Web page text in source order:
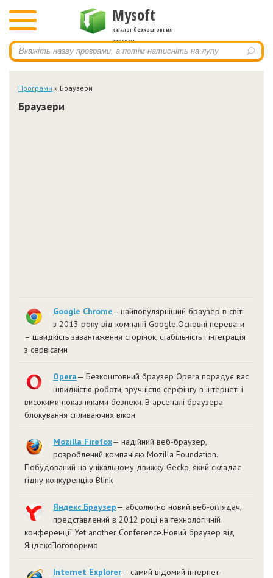
Mysoft
каталог безкоштовних
програм
Програми » Браузери
Браузери
Google Chrome– найпопулярніший браузер в світі
з 2013 року від компанії Google.Основні переваги
– швидкість завантаження сторінок, стабільність і інтеграція
з сервісами
Opera— Безкоштовний браузер Opera порадує вас
швидкістю роботи, зручністю серфінгу в інтернеті і
високими показниками безпеки. В арсеналі браузера
блокування спливаючих вікон
Mozilla Firefox— надійний веб-браузер,
розроблений компанією Mozilla Foundation.
Побудований на унікальному движку Gecko, який складає
гідну конкуренцію Blink
Яндекс.Браузер— абсолютно новий веб-оглядач,
представлений в 2012 році на технологічній
конференції Yet another Conference.Новий браузер від
ЯндексПоговоримо
Internet Explorer— самий відомий інтернет-